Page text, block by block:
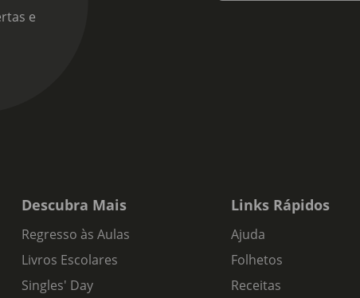
de produto:
e
Descubra Mais
Regresso às Aulas
Livros Escolares
Singles' Day
Links Rápidos
Ajuda
Folhetos
Receitas